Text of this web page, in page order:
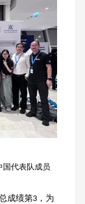
国代表队成员
成绩第3 ，为